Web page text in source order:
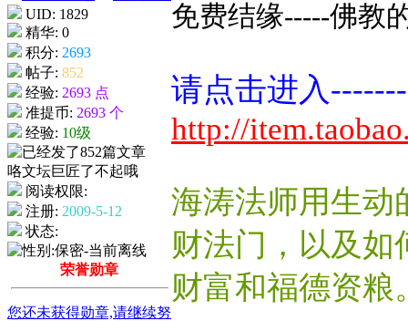
UID: 1829
精华: 0
积分: 2693
帖子: 852
经验: 2693 点
准提币: 2693 个
经验: 10级
阅读权限:
注册: 2009-5-12
状态:
荣誉勋章
您还未获得勋章,请继续努
免费结缘-----佛教
请点击进入
http://
海涛法师用生动
财法门，以及如
财富和福德资粮